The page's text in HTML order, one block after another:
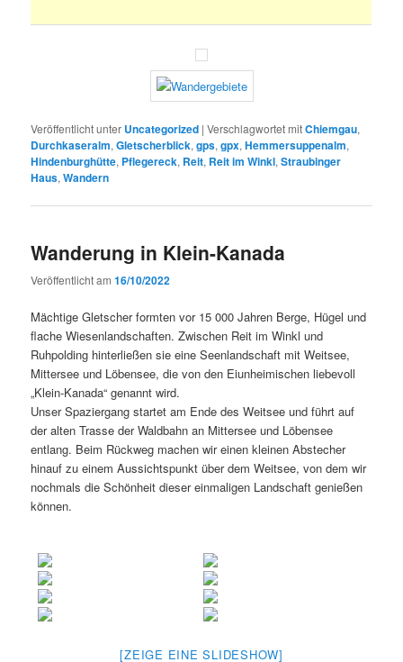
Veröffentlicht unter Uncategorized |Verschlagwortet mitChiemgau,
Durchkaseralm,Gletscherblick,gps,gpx,Hemmersuppenalm,
Hindenburghütte, Pflegereck, Reit, Reit im Winkl,Straubinger
Haus,Wandern
Wanderung in Klein-Kanada
Veröffentlicht am16/10/2022
Mächtige Gletscher formten vor 15 000 Jahren Berge, Hügel und
flache Wiesenlandschaften. Zwischen Reit im Winkl und
Ruhpolding hinterließen sie eine Seenlandschaft mit Weitsee,
Mittersee und Löbensee, die von den Eiunheimischen liebevoll
„Klein-Kanada“ genannt wird.
Unser Spaziergang startet am Ende des Weitsee und führt auf
der alten Trasse der Waldbahn an Mittersee und Löbensee
entlang. Beim Rückweg machen wir einen kleinen Abstecher
hinauf zu einem Aussichtspunkt über dem Weitsee, von dem wir
nochmals die Schönheit dieser einmaligen Landschaft genießen
können.
[ZEIGE EINE SLIDESHOW]